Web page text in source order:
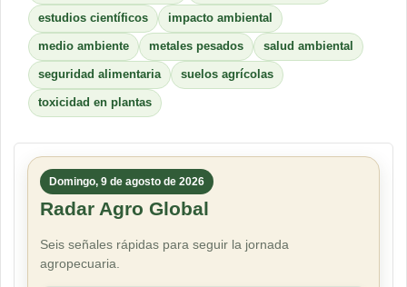
estudios científicos impacto ambiental
medio ambiente metales pesados salud ambiental
seguridad alimentaria suelos agrícolas
toxicidad en plantas
Domingo, 9 de agosto de 2026
Radar Agro Global
Seis señales rápidas para seguir la jornada
agropecuaria.